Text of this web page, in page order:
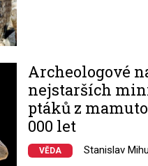
Archeologové
nejstarších
ptáků z
000 let
VĚDA Stanislav